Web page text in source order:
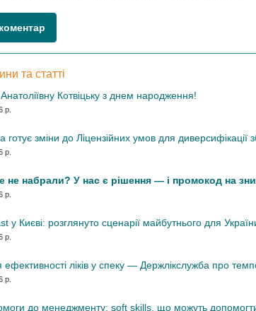
та статті
Котвіцьку з днем народження!
р.
готує зміни до Ліцензійних умов для диверсифікації
р.
не набрали? У нас є рішення — і промокод на
р.
у Києві: розглянуто сценарії майбутнього для
р.
ліків у спеку — Держлікслужба про
р.
до менеджменту: soft skills, що можуть